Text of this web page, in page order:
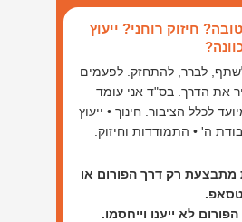
חיזוק רוחני? ייעוץ
לברר, להתחזק. לפעמים
את הדרך. בס"ד אני עומד
לכלל הציבור. חינוך • ייעוץ
ה' • התמודדות וחיזוק.
מתבצעת רק דרך הפורום או
לא ייענו וייחסמו.